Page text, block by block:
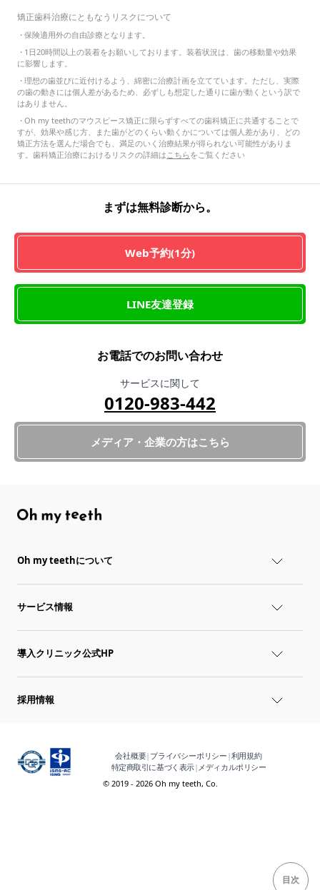
目次
矯正歯科治療にともなうリスクについて
・保険適用外の自由診療となります。
・ 1日20時間以上の装着をお願いしております。装着状況は、歯の移動量や効果
に影響します。
・理想の歯並びに近付けるよう、綿密に治療計画を立てています。ただし、実際
の歯の動きには個人差があるため、必ずしも想定した通りに歯が動くという訳で
はありません。
・Oh my teethのマウスピース矯正に限らずすべての歯科矯正に共通することで
すが、効果や感じ方、また歯がどのくらい動くかについては個人差があり、どの
矯正方法を選んだ場合でも、満足のいく治療結果が得られない可能性がありま
す。歯科矯正治療におけるリスクの詳細はこちらをご覧ください
まずは無料診断から。
Web予約(1分)
LINE友達登録
お電話でのお問い合わせ
サービスに関して
0120-983-442
メディア・企業の方はこちら
Oh my teethについて
サービス情報
導入クリニック公式HP
採用情報
会社概要| プライバシーポリシー |利用規約
特定商取引に基づく表示| メディカルポリシー
© 2019 - 2026 Oh my teeth, Co.